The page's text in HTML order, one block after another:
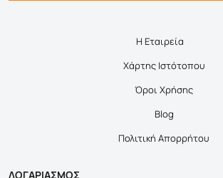
Η Εταιρεία
Χάρτης Ιστότοπου
Όροι Χρήσης
Blog
Πολιτική Απορρήτου
ΛΟΓΑΡΙΑΣΜΟΣ